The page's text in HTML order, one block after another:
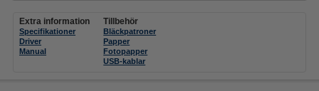
Extra information
Specifikationer
Driver
Manual
Tillbehör
Bläckpatroner
Papper
Fotopapper
USB-kablar